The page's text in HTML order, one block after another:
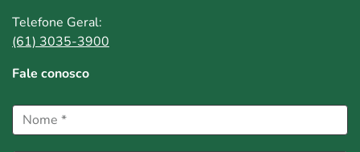
Telefone Geral:
(61) 3035-3900
Fale conosco